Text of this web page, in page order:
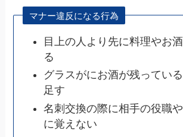
マナー違反になる行為
目上の人より先に料理やお
る
グラスがにお酒が残ってい
足す
名刺交換の際に相手の役職
に覚えない